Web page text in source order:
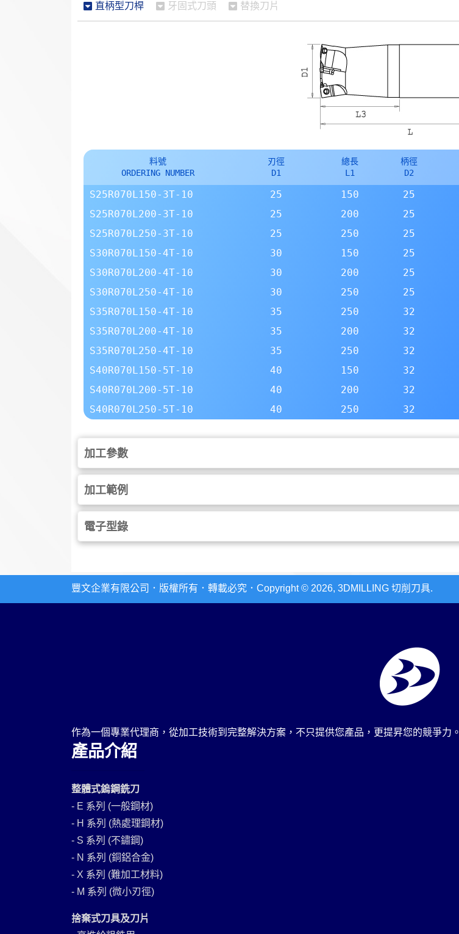
直柄型刀桿 牙固式刀頭 替換刀片
料號
ORDERING NUMBER
刃徑
D1
總長
L1
柄徑
D2
S25R070L150-3T-10 25 150 25
S25R070L200-3T-10
25 200 25
S25R070L250-3T-10
25 250 25
S30R070L150-4T-10
30 150 25
S30R070L200-4T-10
30 200 25
S30R070L250-4T-10
30 250 25
S35R070L150-4T-10
35 250 32
S35R070L200-4T-10
35 200 32
S35R070L250-4T-10
35 250 32
S40R070L150-5T-10
40 150 32
S40R070L200-5T-10
40 200 32
S40R070L250-5T-10
40 250 32
加工參數
加工範例
電子型錄
豐文企業有限公司．版權所有．轉載必究．Copyright © 2026, 3DMILLING 切削刀具.
作為一個專業代理商，從加工技術到完整解決方案，不只提供您產品，更提昇您的競爭力。
產品介紹
整體式鎢鋼銑刀
- E 系列 (一般鋼材)
- H 系列 (熱處理鋼材)
- S 系列 (不鏽鋼)
- N 系列 (銅鋁合金)
- X 系列 (難加工材料)
- M 系列 (微小刃徑)
捨棄式刀具及刀片